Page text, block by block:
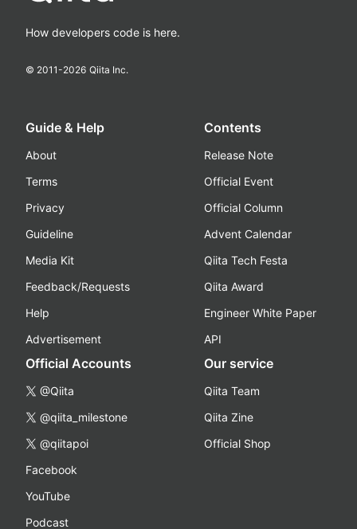
How developers code is here.
© 2011-2026 Qiita Inc.
Guide & Help
About
Terms
Privacy
Guideline
Media Kit
Feedback/Requests
Help
Advertisement
Contents
Release Note
Official Event
Official Column
Advent Calendar
Qiita Tech Festa
Qiita Award
Engineer White Paper
API
Official Accounts
@Qiita
@qiita_milestone
@qiitapoi
Facebook
YouTube
Podcast
Our service
Qiita Team
Qiita Zine
Official Shop